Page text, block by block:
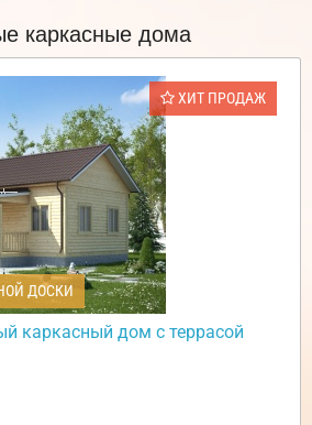
каркасные дома
ХИТ ПРОДАЖ
ДОСКИ
каркасный дом с террасой